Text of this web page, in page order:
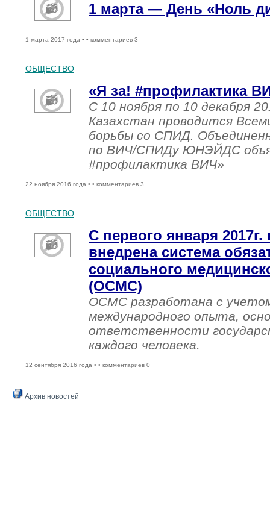
1 марта — День «Ноль
1 марта 2017 года • • комментариев 3
ОБЩЕСТВО
«Я за! #профилактика
С 10 ноября по 10 декабря
Казахстан проводится
борьбы со СПИД.
по ВИЧ/СПИДу ЮНЭЙДС
#профилактика ВИЧ»
22 ноября 2016 года • • комментариев 3
ОБЩЕСТВО
С первого января 2017г.
внедрена система
социального
(ОСМС)
ОСМС разработана с
международного опыта,
ответственности
каждого человека.
12 сентября 2016 года • • комментариев 0
Архив новостей